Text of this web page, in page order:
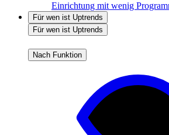
Einrichtung mit wenig
Für wen ist Uptrends
Für wen ist Uptrends
Nach Funktion